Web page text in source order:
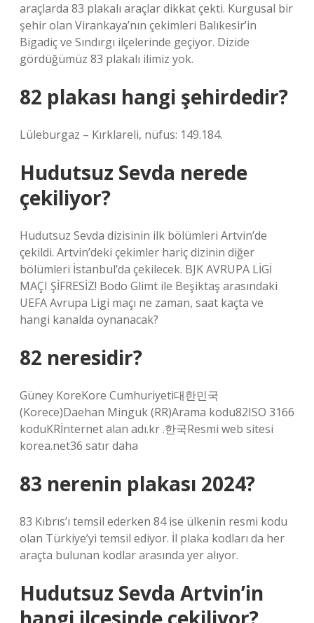
araçlarda 83 plakalı araçlar dikkat çekti. Kurgusal bir
şehir olan Virankaya’nın çekimleri Balıkesir’in
Bigadiç ve Sındırgı ilçelerinde geçiyor. Dizide
gördüğümüz 83 plakalı ilimiz yok.
82 plakası hangi şehirdedir?
Lüleburgaz – Kırklareli, nüfus: 149.184.
Hudutsuz Sevda nerede
çekiliyor?
Hudutsuz Sevda dizisinin ilk bölümleri Artvin’de
çekildi. Artvin’deki çekimler hariç dizinin diğer
bölümleri İstanbul’da çekilecek. BJK AVRUPA LİGİ
MAÇI ŞİFRESİZ! Bodo Glimt ile Beşiktaş arasındaki
UEFA Avrupa Ligi maçı ne zaman, saat kaçta ve
hangi kanalda oynanacak?
82 neresidir?
Güney KoreKore Cumhuriyeti대한민국
(Korece)Daehan Minguk (RR)Arama kodu82ISO 3166
koduKRİnternet alan adı.kr .한국Resmi web sitesi
korea.net36 satır daha
83 nerenin plakası 2024?
83 Kıbrıs’ı temsil ederken 84 ise ülkenin resmi kodu
olan Türkiye’yi temsil ediyor. İl plaka kodları da her
araçta bulunan kodlar arasında yer alıyor.
Hudutsuz Sevda Artvin’in